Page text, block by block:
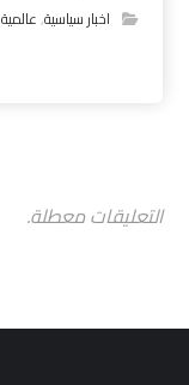
اخبار سياسية,عالمية
التعليقات معطلة.